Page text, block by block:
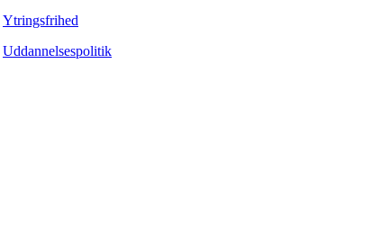
Ytringsfrihed
Uddannelsespolitik